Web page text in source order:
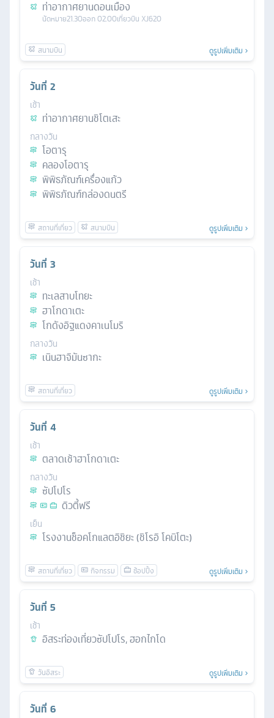
ท่าอากาศยานดอนเมือง
นัดหมาย21.30ออก02.00เที่ยวบิน XJ620
ดูรูปเพิ่มเติม
วันที่ 2
เช้า
ท่าอากาศยานชิโตเสะ
กลางวัน
โอตารุ
คลองโอตารุ
พิพิธภัณฑ์เครื่องแก้ว
พิพิธภัณฑ์กล่องดนตรี
ดูรูปเพิ่มเติม
วันที่ 3
เช้า
ทะเลสาบโทยะ
ฮาโกดาเตะ
โกดังอิฐแดงคาเนโมริ
กลางวัน
เนินฮาจิมันซากะ
ดูรูปเพิ่มเติม
วันที่ 4
เช้า
ตลาดเช้าฮาโกดาเตะ
กลางวัน
ซัปโปโร
ดิวตี้ฟรี
เย็น
โรงงานช็อคโกแลตอิชิยะ (ชิโรอิ โคบิโตะ)
ดูรูปเพิ่มเติม
วันที่ 5
เช้า
อิสระท่องเที่ยวซัปโปโร, ฮอกไกโด
ดูรูปเพิ่มเติม
วันที่ 6